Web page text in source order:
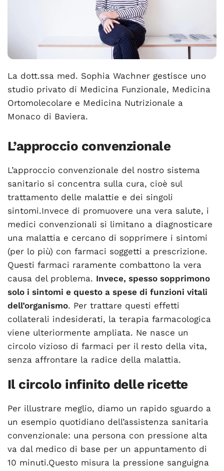
La dott.ssa med. Sophia Wachner gestisce uno
studio privato di Medicina Funzionale, Medicina
Ortomolecolare e Medicina Nutrizionale a
Monaco di Baviera.
L’approccio convenzionale
L’approccio convenzionale del nostro sistema
sanitario si concentra sulla cura, cioè sul
trattamento delle malattie e dei singoli
sintomi.Invece di promuovere una vera salute, i
medici convenzionali si limitano a diagnosticare
una malattia e cercano di sopprimere i sintomi
(per lo più) con farmaci soggetti a prescrizione.
Questi farmaci raramente combattono la vera
causa del problema. Invece, spesso sopprimono
solo i sintomi e questo a spese di funzioni vitali
dell’organismo. Per trattare questi effetti
collaterali indesiderati, la terapia farmacologica
viene ulteriormente ampliata. Ne nasce un
circolo vizioso di farmaci per il resto della vita,
senza affrontare la radice della malattia.
Il circolo infinito delle ricette
Per illustrare meglio, diamo un rapido sguardo a
un esempio quotidiano dell’assistenza sanitaria
convenzionale: una persona con pressione alta
va dal medico di base per un appuntamento di
10 minuti.Questo misura la pressione sanguigna